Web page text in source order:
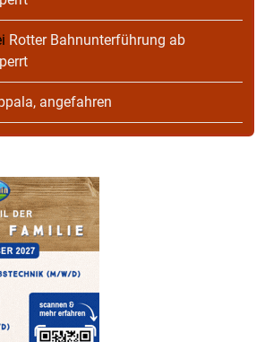
Rotter Bahnunterführung ab
angefahren